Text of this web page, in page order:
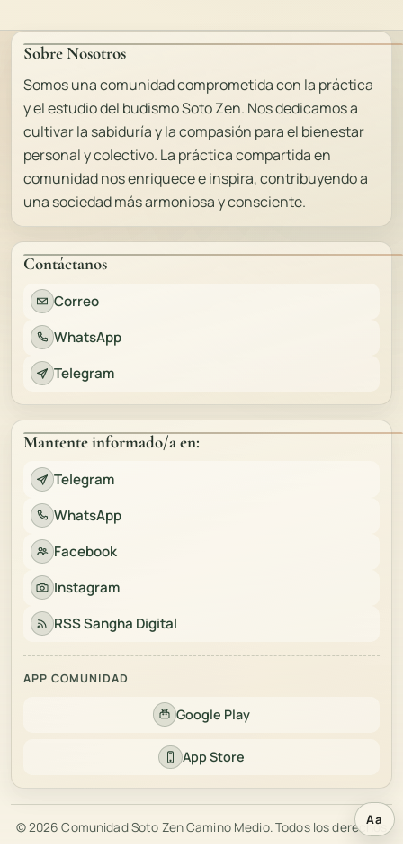
Aa
Sobre Nosotros
Somos una comunidad comprometida con la práctica
y el estudio del budismo Soto Zen. Nos dedicamos a
cultivar la sabiduría y la compasión para el bienestar
personal y colectivo. La práctica compartida en
comunidad nos enriquece e inspira, contribuyendo a
una sociedad más armoniosa y consciente.
Contáctanos
Correo
WhatsApp
Telegram
Mantente informado/a en:
Telegram
WhatsApp
Facebook
Instagram
RSS Sangha Digital
APP COMUNIDAD
Google Play
App Store
© 2026 Comunidad Soto Zen Camino Medio. Todos los derechos
reservados